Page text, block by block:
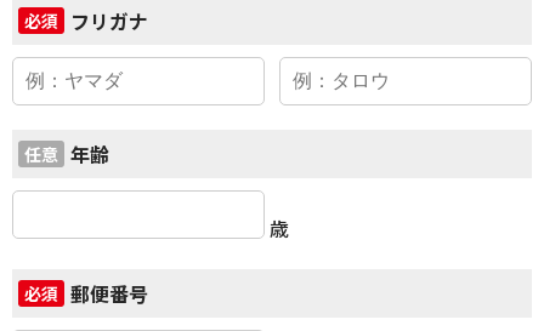
必須 フリガナ
任意 年齢
歳
必須 郵便番号